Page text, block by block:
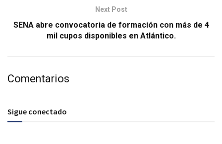
Next Post
SENA abre convocatoria de formación con más de 4
mil cupos disponibles en Atlántico.
Comentarios
Sigue conectado